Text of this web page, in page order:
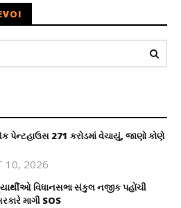
પેન્ટહાઉસ 271 કરોડમાં વેચાયું, જાણો કોણે
10, 2026
વિધાનસભા સંકુલ નજીક પહોંચી
માગી SOS